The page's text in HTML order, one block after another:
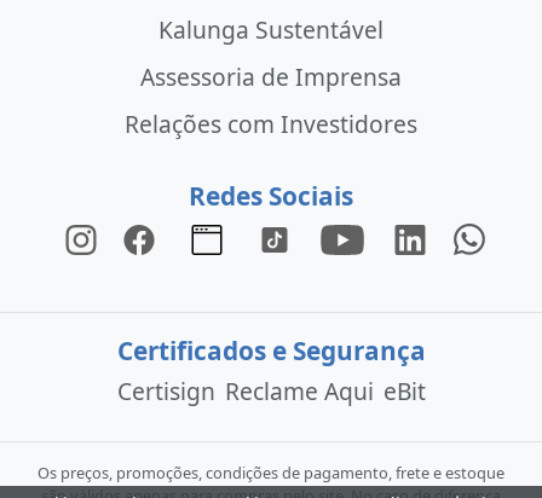
Kalunga Sustentável
Assessoria de Imprensa
Relações com Investidores
Redes Sociais
Certificados e Segurança
Certisign Reclame Aqui eBit
Os preços, promoções, condições de pagamento, frete e estoque